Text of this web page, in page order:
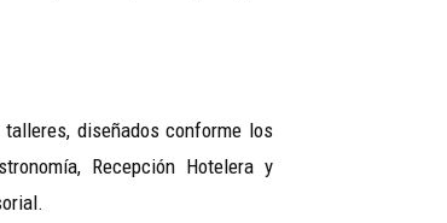
diseñados conforme los
Recepción Hotelera y